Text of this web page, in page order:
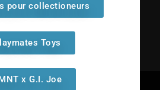
pour collectioneurs
Toys
x G.I. Joe